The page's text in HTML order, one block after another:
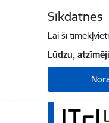
Sīkdatnes
Lai šī
Lūdzu,